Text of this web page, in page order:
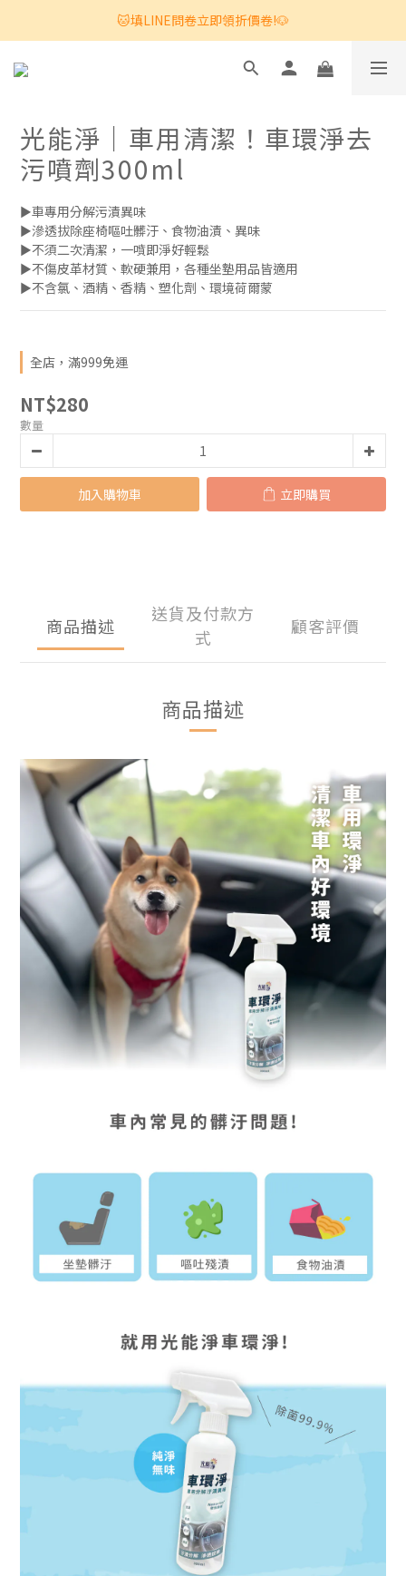
🐱填LINE問卷立即領折價卷!🐶
光能淨｜車用清潔！車環淨去
污噴劑​​300ml
►車專用分解污漬異味
►滲透拔除座椅嘔吐髒汙、食物油漬、異味
►不須二次清潔，一噴即淨好輕鬆
►不傷皮革材質、軟硬兼用，各種坐墊用品皆適用
►不含氯、酒精、香精、塑化劑、環境荷爾蒙
全店，滿999免運
NT$280
數量
加入購物車 立即購買
商品描述
送貨及付款方
式
顧客評價
商品描述